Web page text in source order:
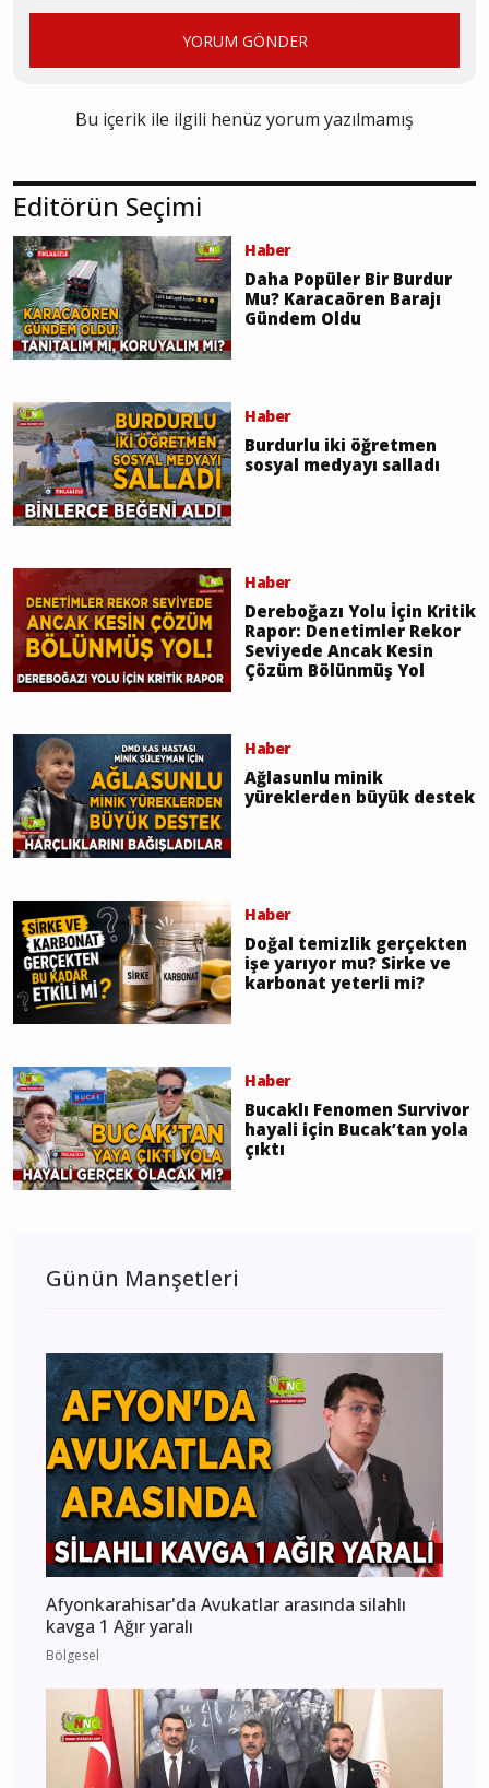
YORUM GÖNDER
Bu içerik ile ilgili henüz yorum yazılmamış
Editörün Seçimi
Haber
Daha Popüler Bir Burdur
Mu? Karacaören Barajı
Gündem Oldu
Haber
Burdurlu iki öğretmen
sosyal medyayı salladı
Haber
Dereboğazı Yolu İçin Kritik
Rapor: Denetimler Rekor
Seviyede Ancak Kesin
Çözüm Bölünmüş Yol
Haber
Ağlasunlu minik
yüreklerden büyük destek
Haber
Doğal temizlik gerçekten
işe yarıyor mu? Sirke ve
karbonat yeterli mi?
Haber
Bucaklı Fenomen Survivor
hayali için Bucak’tan yola
çıktı
Günün Manşetleri
Afyonkarahisar'da Avukatlar arasında silahlı
kavga 1 Ağır yaralı
Bölgesel